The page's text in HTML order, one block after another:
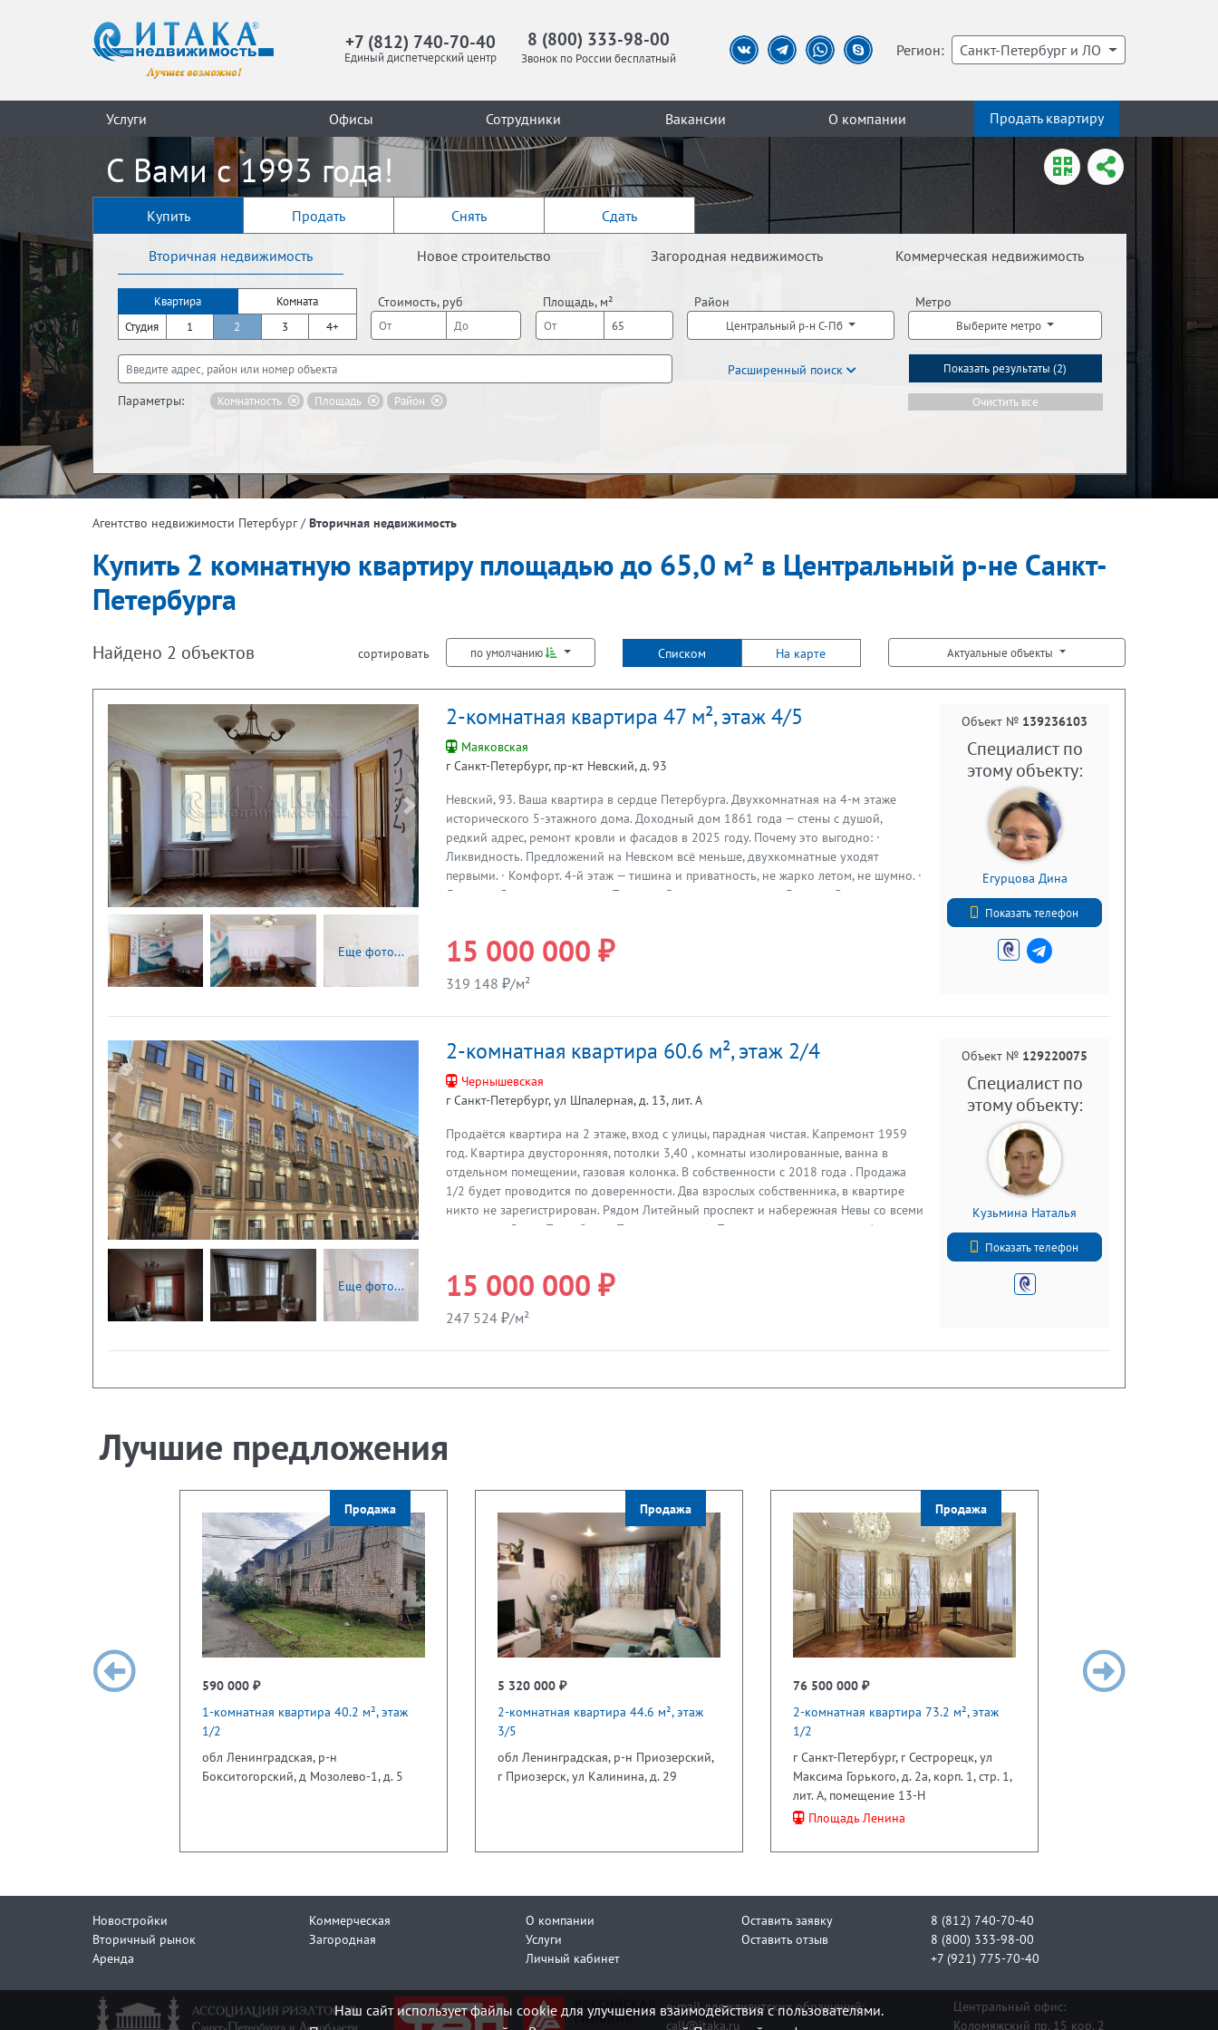
+7 (812) 740-70-40
Единый диспетчерский центр
8 (800) 333-98-00
Звонок по России бесплатный Регион: Санкт-Петербург и ЛО
Услуги Офисы Сотрудники Вакансии О компании Продать квартиру
С Вами с 1993 года!
Купить Продать Снять Сдать
Вторичная недвижимость Новое строительство Загородная недвижимость Коммерческая недвижимость
Квартира
Комната
Студия
1 2 3 4+
Стоимость, руб Площадь, м² Район
Центральный р-н С-Пб
Метро
Выберите метро
Расширенный поиск Показать результаты (2)
Параметры: Комнатность Площадь Район Очистить все
Жилая площадь, м²
Этаж
Показать за
Площадь кухни, м²
Не первый
Не последний Лифт Встречная покупка
Агентство недвижимости Петербург /Вторичная недвижимость
Купить 2 комнатную квартиру площадью до 65,0 м² в Центральный р-не Санкт-
Петербурга
Найдено 2 объектов сортировать по умолчанию Списком На карте Актуальные объекты
Следующая Предыдущая
Еще фото...
2-комнатная квартира 47 м², этаж 4/5
Маяковская
г Санкт-Петербург, пр-кт Невский, д. 93
Невский, 93. Ваша квартира в сердце Петербурга. Двухкомнатная на 4-м этаже
исторического 5-этажного дома. Доходный дом 1861 года — стены с душой,
редкий адрес, ремонт кровли и фасадов в 2025 году. Почему это выгодно: ·
Ликвидность. Предложений на Невском всё меньше, двухкомнатные уходят
первыми. · Комфорт. 4-й этаж — тишина и приватность, не жарко летом, не шумно. ·
Локация. 5 минут до метро «Площадь Восстания», вокзала, Галереи. Всё рядом.
15 000 000 ₽
319 148 ₽/м²
Объект № 139236103
Специалист по
этому объекту:
Егурцова Дина
Показать телефон
+7 (812) 740-70-40
Следующая Предыдущая
Еще фото...
2-комнатная квартира 60.6 м², этаж 2/4
Чернышевская
г Санкт-Петербург, ул Шпалерная, д. 13, лит. А
Продаётся квартира на 2 этаже, вход с улицы, парадная чистая. Капремонт 1959
год. Квартира двусторонняя, потолки 3,40 , комнаты изолированные, ванна в
отдельном помещении, газовая колонка. В собственности с 2018 года . Продажа
1/2 будет проводится по доверенности. Два взрослых собственника, в квартире
никто не зарегистрирован. Рядом Литейный проспект и набережная Невы со всеми
красотами Санкт-Петербурга. Прямая продажа. Продажа по доверенности(от
15 000 000 ₽
247 524 ₽/м²
Объект № 129220075
Специалист по
этому объекту:
Кузьмина Наталья
Показать телефон
+7 (812) 740-70-40
Лучшие предложения
Продажа
590 000 ₽
1-комнатная квартира 40.2 м², этаж
1/2
обл Ленинградская, р-н
Бокситогорский, д Мозолево-1, д. 5
Продажа
5 320 000 ₽
2-комнатная квартира 44.6 м², этаж
3/5
обл Ленинградская, р-н Приозерский,
г Приозерск, ул Калинина, д. 29
Продажа
76 500 000 ₽
2-комнатная квартира 73.2 м², этаж
1/2
г Санкт-Петербург, г Сестрорецк, ул
Максима Горького, д. 2а, корп. 1, стр. 1,
лит. А, помещение 13-Н
Площадь Ленина
Новостройки
Вторичный рынок
Аренда
Коммерческая
Загородная
О компании
Услуги
Личный кабинет
Оставить заявку
Оставить отзыв
8 (812) 740-70-40
8 (800) 333-98-00
+7 (921) 775-70-40
e-mail для клиентских обращений:
call@itaka.ru
Центральный офис:
Коломяжский пр. 15 кор. 2
Наш сайт использует файлы cookie для улучшения взаимодействия с пользователями.